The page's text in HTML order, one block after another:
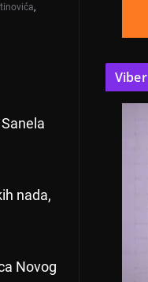
,
nada,
Novog
Viber